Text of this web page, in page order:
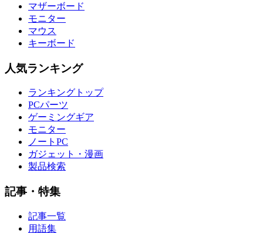
マザーボード
モニター
マウス
キーボード
人気ランキング
ランキングトップ
PCパーツ
ゲーミングギア
モニター
ノートPC
ガジェット・漫画
製品検索
記事・特集
記事一覧
用語集